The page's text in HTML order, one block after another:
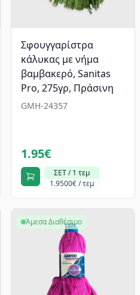
Σφουγγαρίστρα
κάλυκας με νήμα
βαμβακερό, Sanitas
Pro, 275γρ, Πράσινη
GMH-24357
1.95€
ΣΕΤ / 1 τεμ
1.9500€ / τεμ
Άμεσα Διαθέσιμο